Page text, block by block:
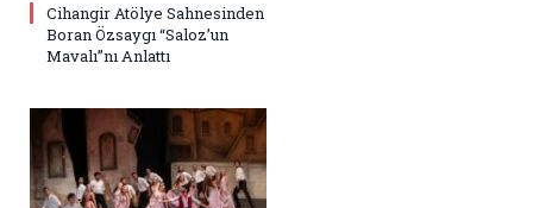
Cihangir Atölye Sahnesinden
Boran Özsaygı “Saloz’un
Mavalı”nı Anlattı